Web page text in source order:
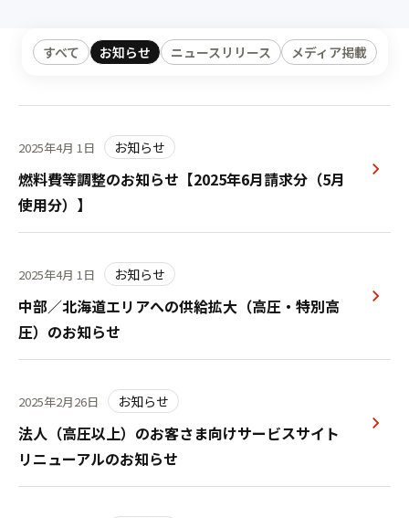
すべて お知らせ ニュースリリース メディア掲載
燃料費等調整のお知らせ【2025年6月請求分（5月
使用分）】
2025年4月 1日 お知らせ
中部／北海道エリアへの供給拡大（高圧・特別高
圧）のお知らせ
2025年4月 1日 お知らせ
法人（高圧以上）のお客さま向けサービスサイト
リニューアルのお知らせ
2025年2月26日 お知らせ